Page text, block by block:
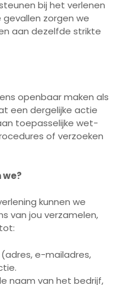
bij het verlenen
gevallen zorgen we
aan dezelfde strikte
openbaar maken als
een dergelijke actie
toepasselijke wet-
of verzoeken
kunnen we
van jou verzamelen,
e-mailadres,
naam van het bedrijf,